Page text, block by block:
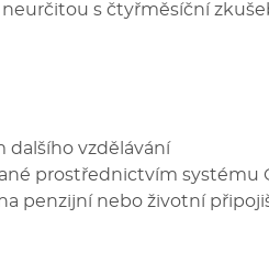
s čtyřměsíční
dalšího vzdělávání
prostřednictvím systému
penzijní nebo životní